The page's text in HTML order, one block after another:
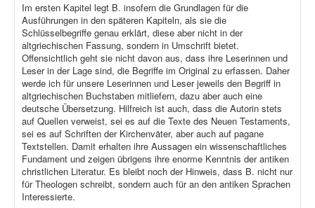
Im ersten Kapitel legt B. insofern die Grundlagen für die
Ausführungen in den späteren Kapiteln, als sie die
Schlüsselbegriffe genau erklärt, diese aber nicht in der
altgriechischen Fassung, sondern in Umschrift bietet.
Offensichtlich geht sie nicht davon aus, dass ihre Leserinnen und
Leser in der Lage sind, die Begriffe im Original zu erfassen. Daher
werde ich für unsere Leserinnen und Leser jeweils den Begriff in
altgriechischen Buchstaben mitliefern, dazu aber auch eine
deutsche Übersetzung. Hilfreich ist auch, dass die Autorin stets
auf Quellen verweist, sei es auf die Texte des Neuen Testaments,
sei es auf Schriften der Kirchenväter, aber auch auf pagane
Textstellen. Damit erhalten ihre Aussagen ein wissenschaftliches
Fundament und zeigen übrigens ihre enorme Kenntnis der antiken
christlichen Literatur. Es bleibt noch der Hinweis, dass B. nicht nur
für Theologen schreibt, sondern auch für an den antiken Sprachen
Interessierte.